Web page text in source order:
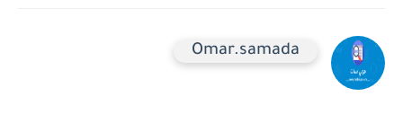
Omar.samada